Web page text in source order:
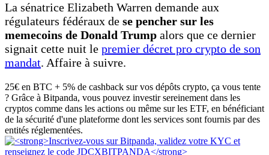
La sénatrice Elizabeth Warren demande aux
régulateurs fédéraux de se pencher sur les
memecoins de Donald Trump alors que ce dernier
signait cette nuit le premier décret pro crypto de son
mandat. Affaire à suivre.
25€ en BTC + 5% de cashback sur vos dépôts crypto, ça vous tente
? Grâce à Bitpanda, vous pouvez investir sereinement dans les
cryptos comme dans les actions ou même sur les ETF, en bénéficiant
de la sécurité d'une plateforme dont les services sont fournis par des
entités réglementées.